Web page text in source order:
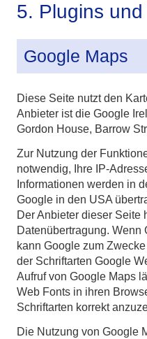
5. Plugins und
Google Maps
Diese Seite nutzt den
Anbieter ist die Google
Gordon House, Barrow
Zur Nutzung der
notwendig, Ihre IP-
Informationen werden in
Google in den USA
Der Anbieter dieser Seite
Datenübertragung. Wenn
kann Google zum
der Schriftarten Google
Aufruf von Google Maps
Web Fonts in ihren
Schriftarten korrekt
Die Nutzung von Google